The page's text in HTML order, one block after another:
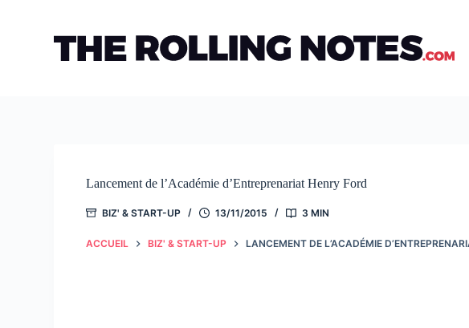
Lancement de l’Académie d’Entreprenariat Henry Ford
BIZ' & START-UP 13/11/2015 3 MIN
ACCUEIL BIZ' & START-UP LANCEMENT DE L’ACADÉMIE